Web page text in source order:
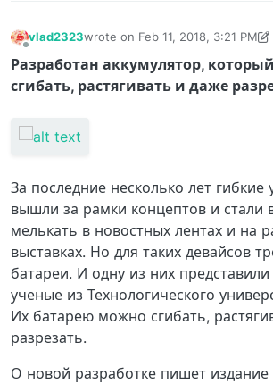
vlad2323wrote on Feb 11, 2018, 3:21 PM
last edited by vlad2323Feb 11,
Разработан аккумулятор,
сгибать, растягивать и даже
За последние несколько лет гибкие
вышли за рамки концептов и стали
мелькать в новостных лентах и на
выставках. Но для таких девайсов
батареи. И одну из них представили
ученые из Технологического
Их батарею можно сгибать,
разрезать.
О новой разработке пишет издание